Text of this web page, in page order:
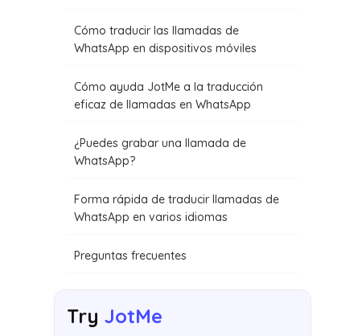
Cómo traducir las llamadas de
WhatsApp en dispositivos móviles
Cómo ayuda JotMe a la traducción
eficaz de llamadas en WhatsApp
¿Puedes grabar una llamada de
WhatsApp?
Forma rápida de traducir llamadas de
WhatsApp en varios idiomas
Preguntas frecuentes
TryJotMe